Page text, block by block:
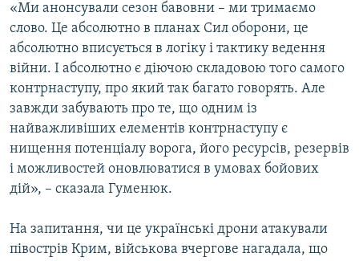
«Ми анонсували сезон бавовни – ми тримаємо
слово. Це абсолютно в планах Сил оборони, це
абсолютно вписується в логіку і тактику ведення
війни. І абсолютно є діючою складовою того самого
контрнаступу, про який так багато говорять. Але
завжди забувають про те, що одним із
найважливіших елементів контрнаступу є
нищення потенціалу ворога, його ресурсів, резервів
і можливостей оновлюватися в умовах бойових
дій», – сказала Гуменюк.
На запитання, чи це українські дрони атакували
півострів Крим, військова вчергове нагадала, що